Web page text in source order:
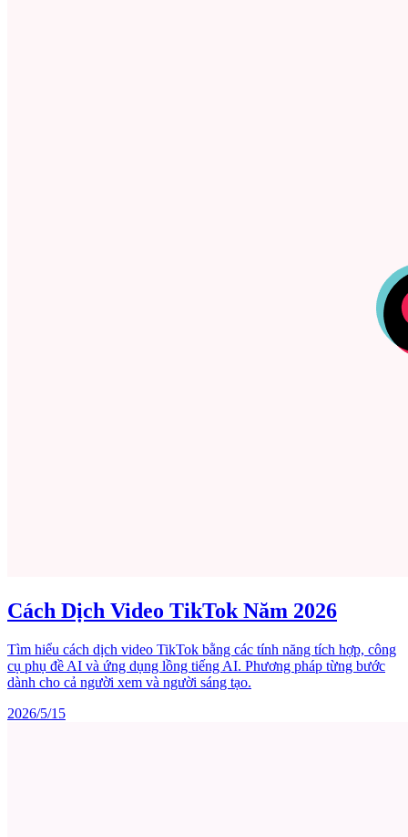
Cách Dịch Video TikTok Năm 2026
Tìm hiểu cách dịch video TikTok bằng các tính năng tích hợp, công
cụ phụ đề AI và ứng dụng lồng tiếng AI. Phương pháp từng bước
dành cho cả người xem và người sáng tạo.
2026/5/15